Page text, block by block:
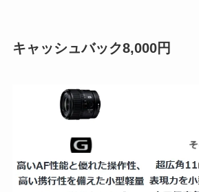
キャッシュバック8,000円